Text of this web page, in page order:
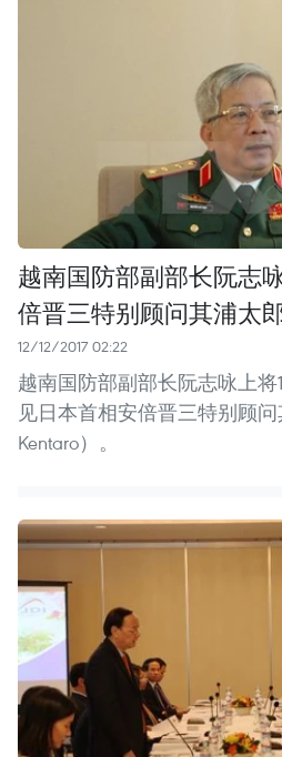
越南国防部副部长阮志
倍晋三特别顾问其浦太
12/12/2017 02:22
越南国防部副部长阮志咏上将
见日本首相安倍晋三特别顾问
Kentaro）。